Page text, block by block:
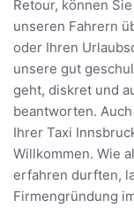
Retour, können
unseren Fahrern
oder Ihren
unsere gut
geht, diskret und
beantworten.
Ihrer Taxi
Willkommen. Wie
erfahren durften,
Firmengründung